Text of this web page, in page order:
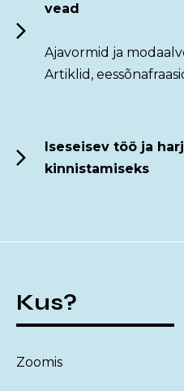
vead
Ajavormid ja
Artiklid,
Iseseisev töö ja
kinnistamiseks
Kus?
Zoomis